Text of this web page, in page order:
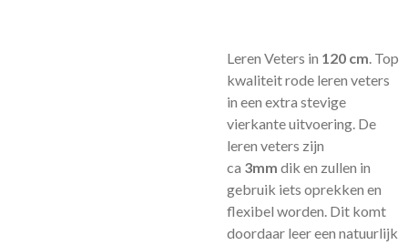
Leren Veters in 120 cm. Top
kwaliteit rode leren veters
in een extra stevige
vierkante uitvoering. De
leren veters zijn
ca 3mm dik en zullen in
gebruik iets oprekken en
flexibel worden. Dit komt
doordaar leer een natuurlijk